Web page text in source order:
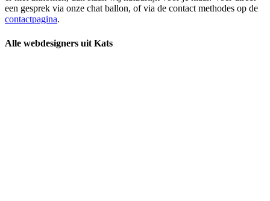
een gesprek via onze chat ballon, of via de contact methodes op de
contactpagina.
Alle webdesigners uit Kats